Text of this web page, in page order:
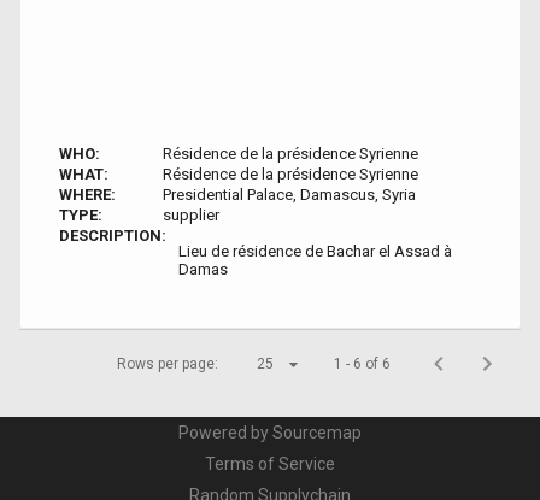
WHO:
Résidence de la présidence Syrienne
WHAT:
Résidence de la présidence Syrienne
WHERE:
Presidential Palace, Damascus, Syria
TYPE:
supplier
DESCRIPTION:
Lieu de résidence de Bachar el Assad à
Damas
Rows per page: 25 1 - 6 of 6
Powered by Sourcemap
Terms of Service
Random Supplychain